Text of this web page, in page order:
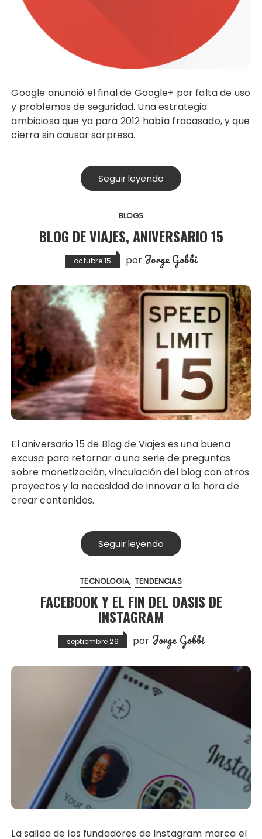
Google anunció el final de Google+ por falta de uso
y problemas de seguridad. Una estrategia
ambiciosa que ya para 2012 había fracasado, y que
cierra sin causar sorpresa.
Seguir leyendo
BLOGS
BLOG DE VIAJES, ANIVERSARIO 15
octubre 15 por Jorge Gobbi
El aniversario 15 de Blog de Viajes es una buena
excusa para retornar a una serie de preguntas
sobre monetización, vinculación del blog con otros
proyectos y la necesidad de innovar a la hora de
crear contenidos.
Seguir leyendo
TECNOLOGIA TENDENCIAS
FACEBOOK Y EL FIN DEL OASIS DE
INSTAGRAM
septiembre 29 por Jorge Gobbi
La salida de los fundadores de Instagram marca el